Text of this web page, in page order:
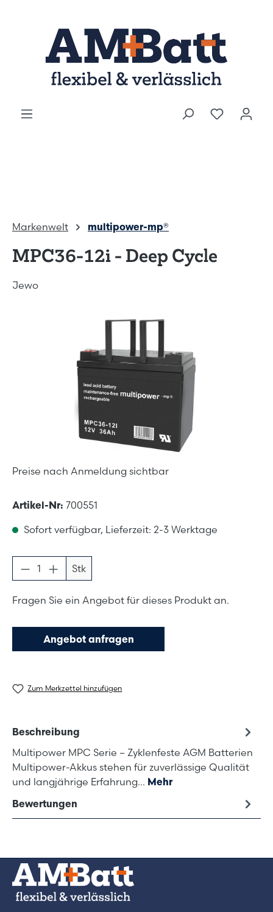
Markenwelt multipower-mp®
MPC36-12i - Deep Cycle
Jewo
Bildergalerie überspringen
Preise nach Anmeldung sichtbar
Artikel-Nr: 700551
Sofort verfügbar, Lieferzeit: 2-3 Werktage
Produkt Anzahl: Gib den gewünschten
Stk
Fragen Sie ein Angebot für dieses Produkt an.
Angebot anfragen
Zum Merkzettel hinzufügen
Beschreibung
Multipower MPC Serie – Zyklenfeste AGM Batterien
Multipower-Akkus stehen für zuverlässige Qualität
und langjährige Erfahrung… Mehr
Bewertungen